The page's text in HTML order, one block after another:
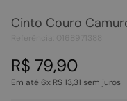
Cinto Couro
R$ 79,90
Em até6x R$13,31 sem juros